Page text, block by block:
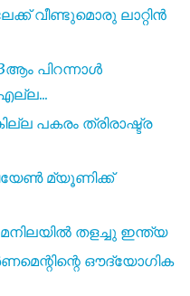
വീണ്ടുമൊരു ലാറ്റിൻ
പിറന്നാൾ
പകരം ത്രിരാഷ്ട്ര
മ്യൂണിക്ക്
തളച്ചു ഇന്ത്യ
ഔദ്യോഗിക